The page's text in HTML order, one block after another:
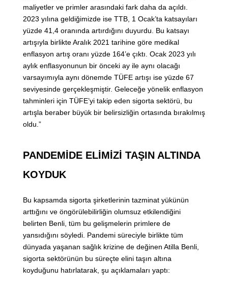
maliyetler ve primler arasındaki fark daha da açıldı.
2023 yılına geldiğimizde ise TTB, 1 Ocak’ta katsayıları
yüzde 41,4 oranında artırdığını duyurdu. Bu katsayı
artışıyla birlikte Aralık 2021 tarihine göre medikal
enflasyon artış oranı yüzde 164’e çıktı. Ocak 2023 yılı
aylık enflasyonunun bir önceki ay ile aynı olacağı
varsayımıyla aynı dönemde TÜFE artışı ise yüzde 67
seviyesinde gerçekleşmiştir. Geleceğe yönelik enflasyon
tahminleri için TÜFE’yi takip eden sigorta sektörü, bu
artışla beraber büyük bir belirsizliğin ortasında bırakılmış
oldu.”
PANDEMİDE ELİMİZİ TAŞIN ALTINDA
KOYDUK
Bu kapsamda sigorta şirketlerinin tazminat yükünün
arttığını ve öngörülebilirliğin olumsuz etkilendiğini
belirten Benli, tüm bu gelişmelerin primlere de
yansıdığını söyledi. Pandemi süreciyle birlikte tüm
dünyada yaşanan sağlık krizine de değinen Atilla Benli,
sigorta sektörünün bu süreçte elini taşın altına
koyduğunu hatırlatarak, şu açıklamaları yaptı: